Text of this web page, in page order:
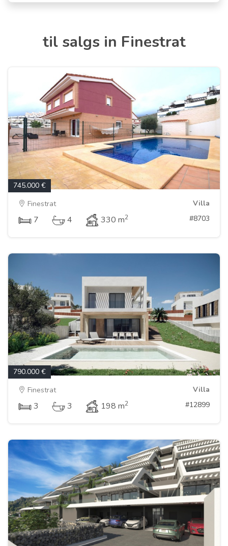
til salgs in Finestrat
745.000 €
Finestrat
Villa
7 4 330 m2 #8703
790.000 €
Finestrat
Villa
3 3 198 m2 #12899